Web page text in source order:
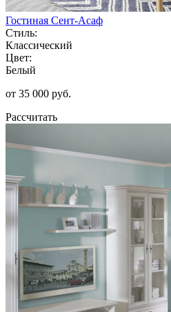
Гостиная Сент-Асаф
Стиль:
Классический
Цвет:
Белый
от 35 000 руб.
Рассчитать